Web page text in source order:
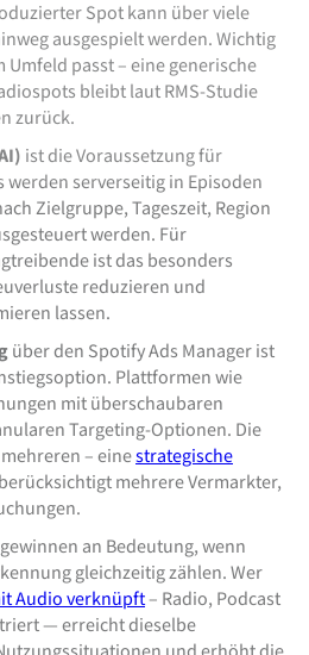
Spot kann über viele
ausgespielt werden. Wichtig
Umfeld passt – eine generische
bleibt laut RMS-Studie
zurück.
ist die Voraussetzung für
werden serverseitig in Episoden
Zielgruppe, Tageszeit, Region
werden. Für
ist das besonders
reduzieren und
lassen.
über den Spotify Ads Manager ist
Plattformen wie
mit überschaubaren
Targeting-Optionen. Die
– einestrategische
berücksichtigt mehrere Vermarkter,
an Bedeutung, wenn
gleichzeitig zählen. Wer
Audio verknüpft– Radio, Podcast
— erreicht dieselbe